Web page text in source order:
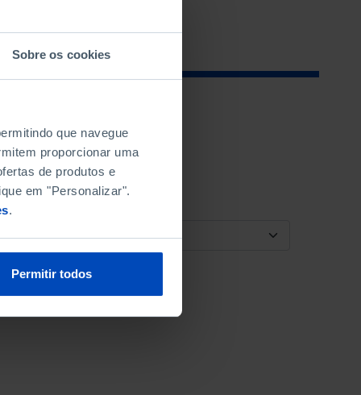
Sobre os cookies
que navegue
proporcionar uma
de produtos e
em "Personalizar".
.
Permitir todos
ORDENAR POR